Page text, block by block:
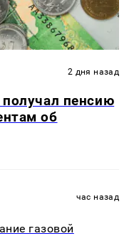
2 дня назад
пенсию
об
час назад
газовой